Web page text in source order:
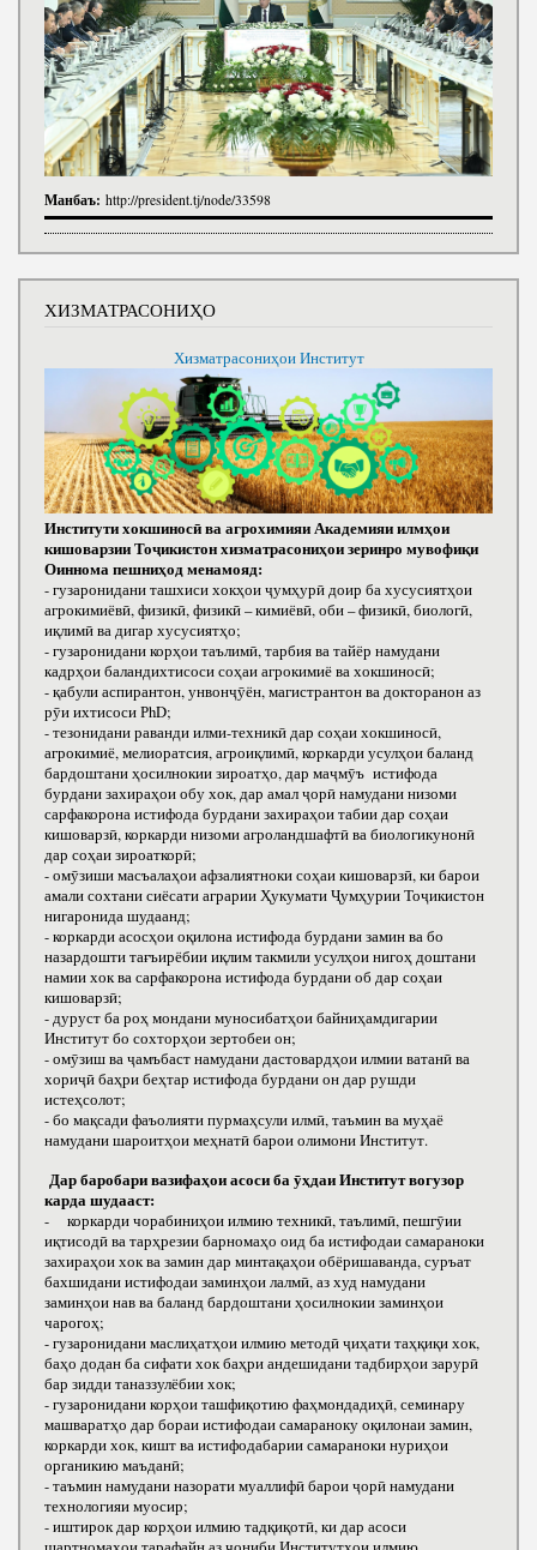
Манбаъ: http://president.tj/node/33598
ХИЗМАТРАСОНИҲО
Хизматрасониҳои Институт
Институти хокшиносӣ ва агрохимияи Академияи илмҳои
кишоварзии Тоҷикистон хизматрасониҳои зеринро мувофиқи
Оиннома пешниҳод менамояд:
- гузаронидани ташхиси хокҳои ҷумҳурӣ доир ба хусусиятҳои
агрокимиёвӣ, физикӣ, физикӣ – кимиёвӣ, оби – физикӣ, биологӣ,
иқлимӣ ва дигар хусусиятҳо;
- гузаронидани корҳои таълимӣ, тарбия ва тайёр намудани
кадрҳои баландихтисоси соҳаи агрокимиё ва хокшиносӣ;
- қабули аспирантон, унвонҷӯён, магистрантон ва докторанон аз
рӯи ихтисоси РhD;
- тезонидани раванди илми-техникӣ дар соҳаи хокшиносӣ,
агрокимиё, мелиоратсия, агроиқлимӣ, коркарди усулҳои баланд
бардоштани ҳосилнокии зироатҳо, дар маҷмӯъ истифода
бурдани захираҳои обу хок, дар амал ҷорӣ намудани низоми
сарфакорона истифода бурдани захираҳои табии дар соҳаи
кишоварзӣ, коркарди низоми агроландшафтӣ ва биологикунонӣ
дар соҳаи зироаткорӣ;
- омӯзиши масъалаҳои афзалиятноки соҳаи кишоварзӣ, ки барои
амали сохтани сиёсати аграрии Ҳукумати Ҷумҳурии Тоҷикистон
нигаронида шудаанд;
- коркарди асосҳои оқилона истифода бурдани замин ва бо
назардошти тағъирёбии иқлим такмили усулҳои нигоҳ доштани
намии хок ва сарфакорона истифода бурдани об дар соҳаи
кишоварзӣ;
- дуруст ба роҳ мондани муносибатҳои байниҳамдигарии
Институт бо сохторҳои зертобеи он;
- омӯзиш ва ҷамъбаст намудани дастовардҳои илмии ватанӣ ва
хориҷӣ баҳри беҳтар истифода бурдани он дар рушди
истеҳсолот;
- бо мақсади фаъолияти пурмаҳсули илмӣ, таъмин ва муҳаё
намудани шароитҳои меҳнатӣ барои олимони Институт.
Дар баробари вазифаҳои асоси ба ӯҳдаи Институт вогузор
карда шудааст:
- коркарди чорабиниҳои илмию техникӣ, таълимӣ, пешгӯии
иқтисодӣ ва тарҳрезии барномаҳо оид ба истифодаи самараноки
захираҳои хок ва замин дар минтақаҳои обёришаванда, суръат
бахшидани истифодаи заминҳои лалмӣ, аз худ намудани
заминҳои нав ва баланд бардоштани ҳосилнокии заминҳои
чарогоҳ;
- гузаронидани маслиҳатҳои илмию методӣ ҷиҳати таҳқиқи хок,
баҳо додан ба сифати хок баҳри андешидани тадбирҳои зарурӣ
бар зидди таназзулёбии хок;
- гузаронидани корҳои ташфиқотию фаҳмондадиҳӣ, семинару
машваратҳо дар бораи истифодаи самараноку оқилонаи замин,
коркарди хок, кишт ва истифодабарии самараноки нуриҳои
органикию маъданӣ;
- таъмин намудани назорати муаллифӣ барои ҷорӣ намудани
технологияи муосир;
- иштирок дар корҳои илмию тадқиқотӣ, ки дар асоси